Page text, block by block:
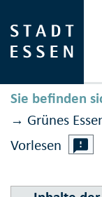
Sie befinden
→ Grünes
Vorlesen